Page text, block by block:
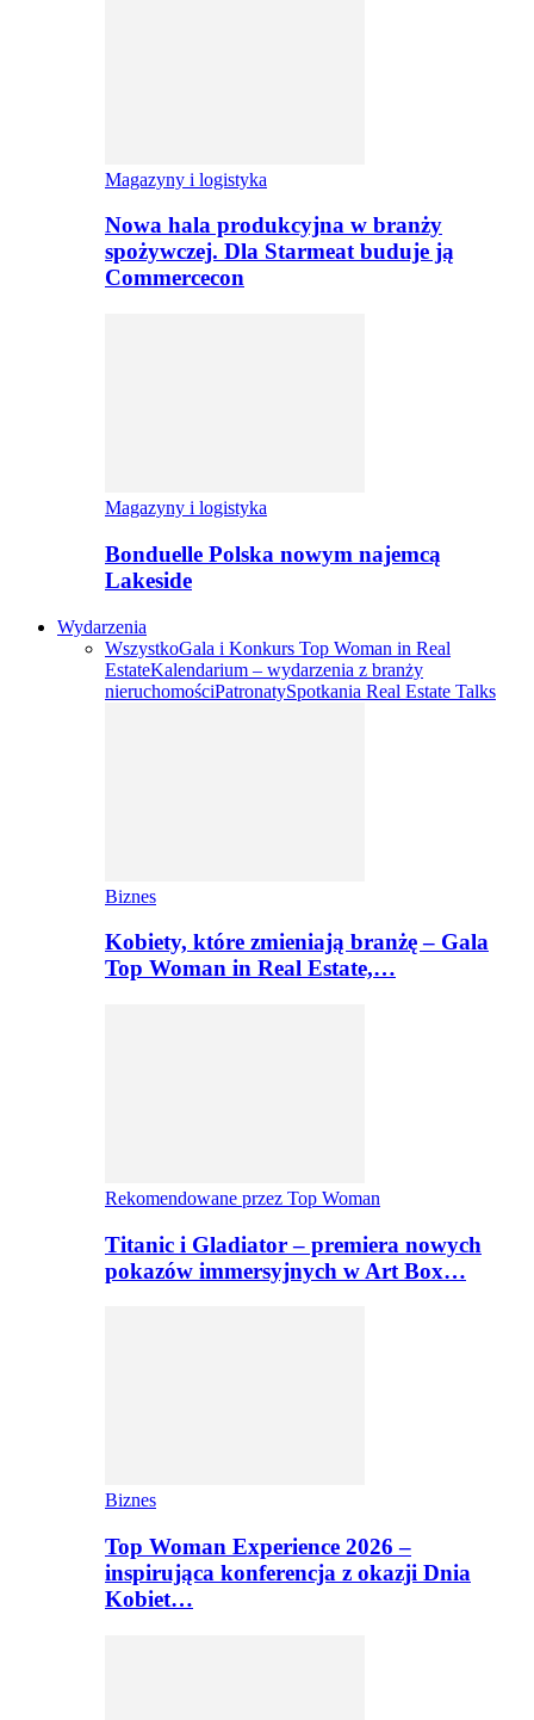
Magazyny i logistyka
Nowa hala produkcyjna w branży
spożywczej. Dla Starmeat buduje ją
Commercecon
Magazyny i logistyka
Bonduelle Polska nowym najemcą
Lakeside
Wydarzenia
WszystkoGala i Konkurs Top Woman in Real
EstateKalendarium – wydarzenia z branży
nieruchomościPatronatySpotkania Real Estate Talks
Biznes
Kobiety, które zmieniają branżę – Gala
Top Woman in Real Estate,…
Rekomendowane przez Top Woman
Titanic i Gladiator – premiera nowych
pokazów immersyjnych w Art Box…
Biznes
Top Woman Experience 2026 –
inspirująca konferencja z okazji Dnia
Kobiet…